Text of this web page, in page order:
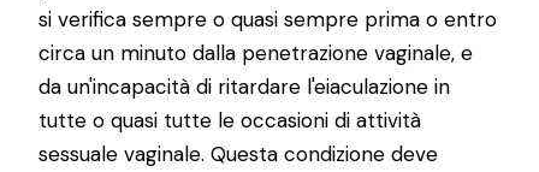
si verifica sempre o quasi sempre prima o entro
circa un minuto dalla penetrazione vaginale, e
da un'incapacità di ritardare l'eiaculazione in
tutte o quasi tutte le occasioni di attività
sessuale vaginale. Questa condizione deve